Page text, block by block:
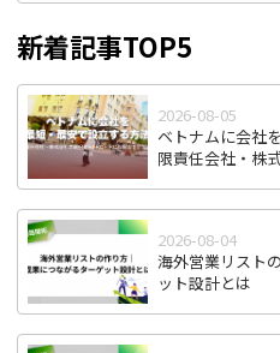
新着記事TOP5
2026-08-05
ベトナムに会社
限責任会社・株
2026-08-04
海外営業リスト
ット設計とは